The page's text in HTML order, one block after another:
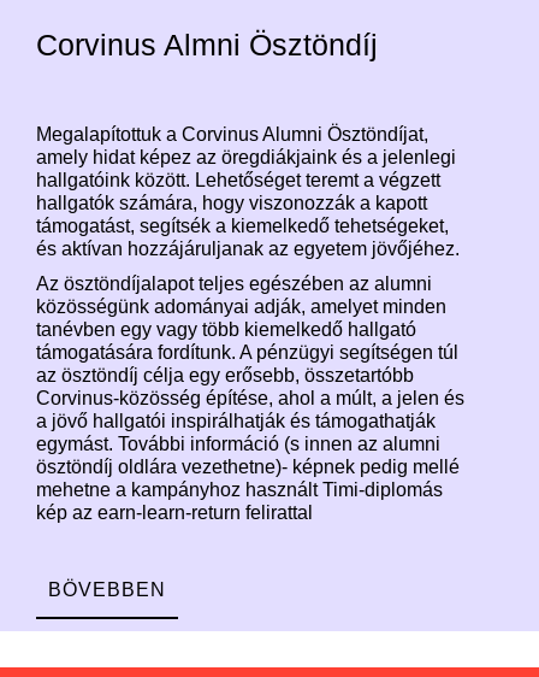
Corvinus Almni Ösztöndíj
Megalapítottuk a Corvinus Alumni Ösztöndíjat,
amely hidat képez az öregdiákjaink és a jelenlegi
hallgatóink között. Lehetőséget teremt a végzett
hallgatók számára, hogy viszonozzák a kapott
támogatást, segítsék a kiemelkedő tehetségeket,
és aktívan hozzájáruljanak az egyetem jövőjéhez.
Az ösztöndíjalapot teljes egészében az alumni
közösségünk adományai adják, amelyet minden
tanévben egy vagy több kiemelkedő hallgató
támogatására fordítunk. A pénzügyi segítségen túl
az ösztöndíj célja egy erősebb, összetartóbb
Corvinus-közösség építése, ahol a múlt, a jelen és
a jövő hallgatói inspirálhatják és támogathatják
egymást. További információ (s innen az alumni
ösztöndíj oldlára vezethetne)- képnek pedig mellé
mehetne a kampányhoz használt Timi-diplomás
kép az earn-learn-return felirattal
BÖVEBBEN